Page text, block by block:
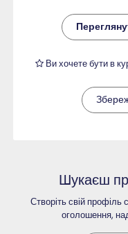
Ви хочете бути в
Шукаєш
Створіть свій профіль
оголошення,